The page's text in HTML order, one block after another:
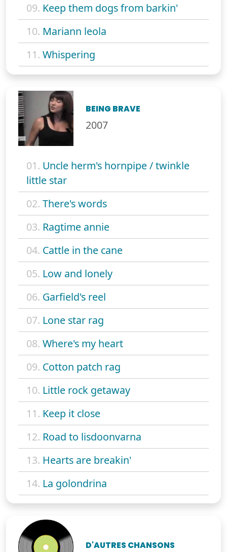
09. Keep them dogs from barkin'
10. Mariann leola
11. Whispering
BEING BRAVE
2007
01. Uncle herm's hornpipe / twinkle
little star
02. There's words
03. Ragtime annie
04. Cattle in the cane
05. Low and lonely
06. Garfield's reel
07. Lone star rag
08. Where's my heart
09. Cotton patch rag
10. Little rock getaway
11. Keep it close
12. Road to lisdoonvarna
13. Hearts are breakin'
14. La golondrina
D'AUTRES CHANSONS